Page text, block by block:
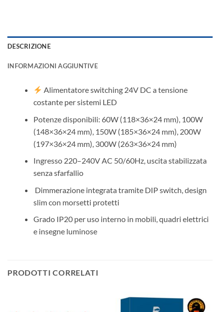
DESCRIZIONE
INFORMAZIONI AGGIUNTIVE
Alimentatore switching 24V DC a tensione
costante per sistemi LED
Potenze disponibili: 60W (118×36×24 mm), 100W
(148×36×24 mm), 150W (185×36×24 mm), 200W
(197×36×24 mm), 300W (263×36×24 mm)
Ingresso 220–240V AC 50/60Hz, uscita stabilizzata
senza sfarfallio
️ Dimmerazione integrata tramite DIP switch, design
slim con morsetti protetti
Grado IP20 per uso interno in mobili, quadri elettrici
e insegne luminose
PRODOTTI CORRELATI